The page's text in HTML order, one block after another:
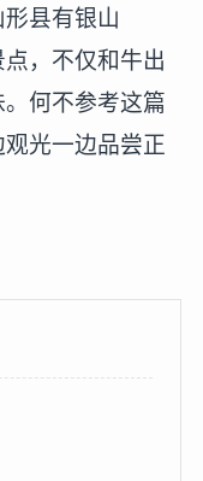
县有银山
，不仅和牛出
何不参考这篇
光一边品尝正